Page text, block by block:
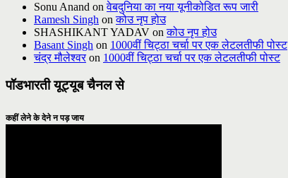
Sonu Anand onवेबदुनिया का नया यूनीकोडित रूप जारी
Ramesh Singh onकोउ नृप होउ
SHASHIKANT YADAV onकोउ नृप होउ
Basant Singh on 1000वीं चिट्ठा चर्चा पर एक लेटलतीफी पोस्ट
चंद्र मौलेश्वरon 1000वीं चिट्ठा चर्चा पर एक लेटलतीफी पोस्ट
पॉडभारती यूट्यूब चैनल से
कहीं लेने के देने न पड़ जाय